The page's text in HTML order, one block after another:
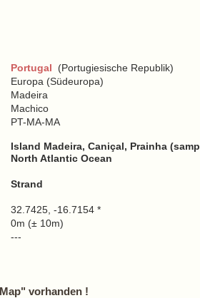
Portugal (Portugiesische Republik)
Europa (Südeuropa)
Madeira
Machico
PT-MA-MA
Island Madeira, Caniçal, Prainha
North Atlantic Ocean
Strand
32.7425, -16.7154 *
0m (± 10m)
---
vorhanden !